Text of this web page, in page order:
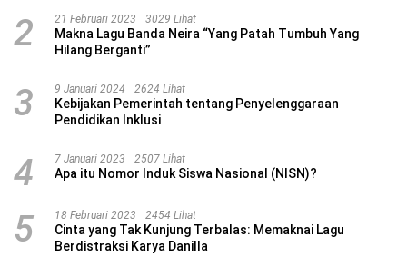
2 21 Februari 2023 3029 Lihat
Makna Lagu Banda Neira “Yang Patah Tumbuh Yang
Hilang Berganti”
3 9 Januari 2024 2624 Lihat
Kebijakan Pemerintah tentang Penyelenggaraan
Pendidikan Inklusi
4 7 Januari 2023 2507 Lihat
Apa itu Nomor Induk Siswa Nasional (NISN)?
5 18 Februari 2023 2454 Lihat
Cinta yang Tak Kunjung Terbalas: Memaknai Lagu
Berdistraksi Karya Danilla